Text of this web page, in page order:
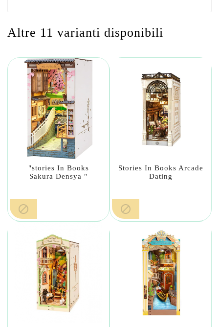
Altre 11 varianti disponibili
"stories In Books
Sakura Densya "

Stories In Books Arcade
Dating
